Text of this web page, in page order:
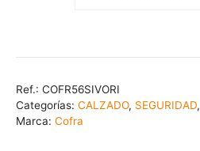
Ref.: COFR56SIVORI
Categorías: CALZADO, SEGURIDAD,
Marca: Cofra